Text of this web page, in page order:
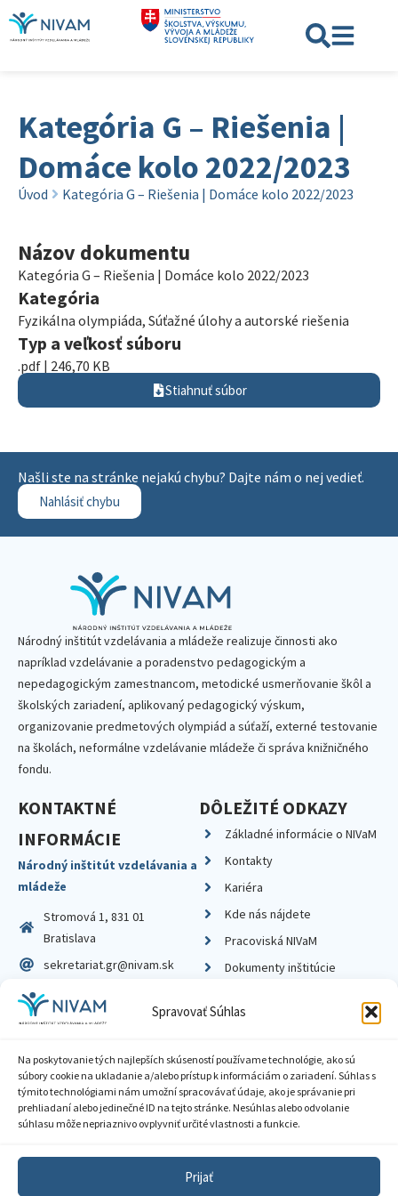
Spravovať Súhlas
Na poskytovanie tých najlepších skúseností používame technológie, ako sú
súbory cookie na ukladanie a/alebo prístup k informáciám o zariadení. Súhlas s
týmito technológiami nám umožní spracovávať údaje, ako je správanie pri
prehliadaní alebo jedinečné ID na tejto stránke. Nesúhlas alebo odvolanie
súhlasu môže nepriaznivo ovplyvniť určité vlastnosti a funkcie.
Prijať
Kategória G – Riešenia |
Domáce kolo 2022/2023
Úvod Kategória G – Riešenia | Domáce kolo 2022/2023
Názov dokumentu
Kategória G – Riešenia | Domáce kolo 2022/2023
Kategória
Fyzikálna olympiáda, Súťažné úlohy a autorské riešenia
Typ a veľkosť súboru
.pdf | 246,70 KB
Stiahnuť súbor
Našli ste na stránke nejakú chybu? Dajte nám o nej vedieť.
Nahlásiť chybu
Národný inštitút vzdelávania a mládeže realizuje činnosti ako
napríklad vzdelávanie a poradenstvo pedagogickým a
nepedagogickým zamestnancom, metodické usmerňovanie škôl a
školských zariadení, aplikovaný pedagogický výskum,
organizovanie predmetových olympiád a súťaží, externé testovanie
na školách, neformálne vzdelávanie mládeže či správa knižničného
fondu.
KONTAKTNÉ
INFORMÁCIE
Národný inštitút vzdelávania a
mládeže
Stromová 1, 831 01
Bratislava
sekretariat.gr@nivam.sk
IČO: 00164348
DIČ: 2020798714
DÔLEŽITÉ ODKAZY
Základné informácie o NIVaM
Kontakty
Kariéra
Kde nás nájdete
Pracoviská NIVaM
Dokumenty inštitúcie
Zásady ochrany súkromia
Sprístupnenie informácií